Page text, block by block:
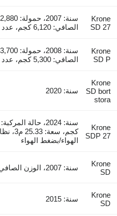
Krone
SD 27
الصافي: 6,120 كجم، عدد المحاور: 3
Krone
SD P
الصافي: 5,300 كجم، عدد المحاور: 3
Krone
SD bort
stora
سنة: 2020
Krone
SDP 27
كجم،
الهواء/بضغط الهواء
Krone
SD
سنة: 2007، الوزن الصافي: 7,000 كجم
Krone
SD
سنة: 2015